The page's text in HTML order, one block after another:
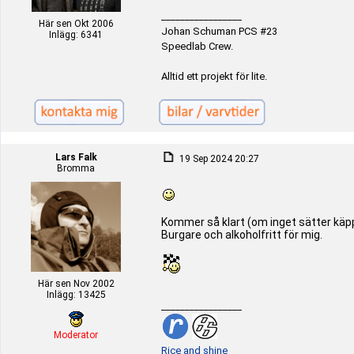
Här sen Okt 2006
Inlägg: 6341
Johan Schuman PCS #23
Speedlab Crew.
Alltid ett projekt för lite.
Lars Falk
Bromma
Här sen Nov 2002
Inlägg: 13425
Moderator
19 Sep 2024 20:27
Kommer så klart (om inget sätter
Burgare och alkoholfritt för mig.
Rice and shine